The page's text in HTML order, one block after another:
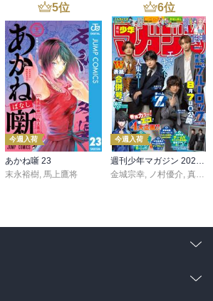
5位
今週入荷
あかね噺 23
末永裕樹, 馬上鷹将
6位
今週入荷
週刊少年マガジン 2026年36・37号[2026年8月5日発売]
金城宗幸, ノ村優介, 真島ヒロ